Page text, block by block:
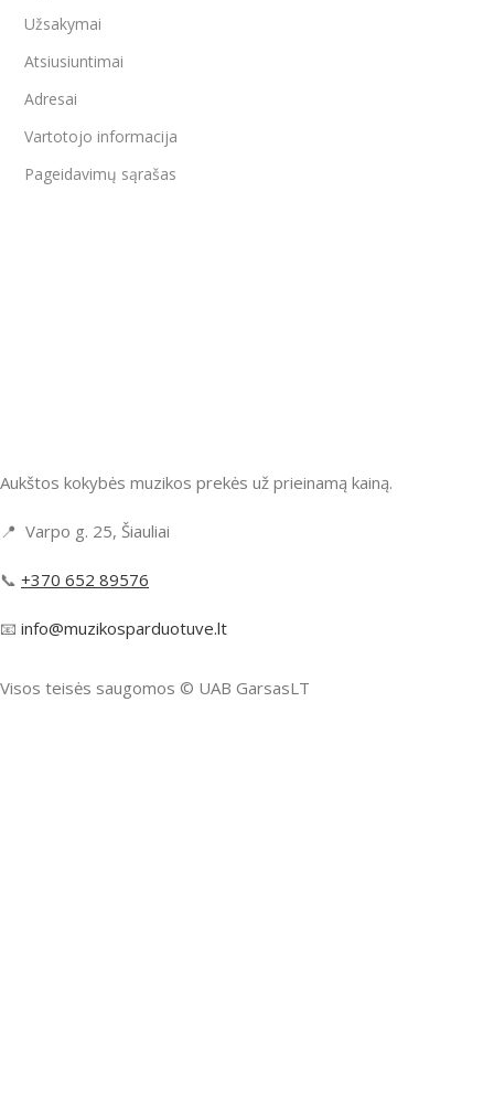
Užsakymai
Atsiusiuntimai
Adresai
Vartotojo informacija
Pageidavimų sąrašas
Aukštos kokybės muzikos prekės už prieinamą kainą.
📍 Varpo g. 25, Šiauliai
📞 +370 652 89576
📧 info@muzikosparduotuve.lt
Visos teisės saugomos ©️ UAB GarsasLT